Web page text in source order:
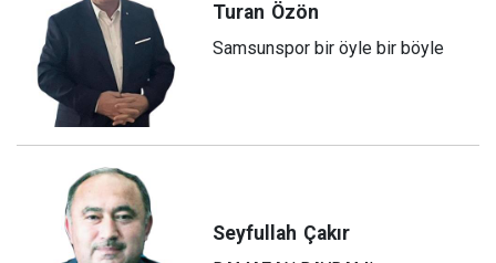
Turan Özön
Samsunspor bir öyle bir böyle
Seyfullah Çakır